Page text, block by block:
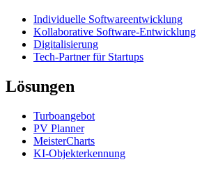
Individuelle Softwareentwicklung
Kollaborative Software-Entwicklung
Digitalisierung
Tech-Partner für Startups
Lösungen
Turboangebot
PV Planner
MeisterCharts
KI-Objekterkennung